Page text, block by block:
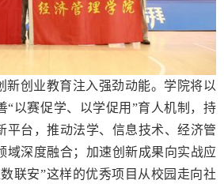
新创业教育注入强劲动能。学院将以
“以赛促学、以学促用”育人机制，持
平台，推动法学、信息技术、经济管
域深度融合；加速创新成果向实战应
联安”这样的优秀项目从校园走向社